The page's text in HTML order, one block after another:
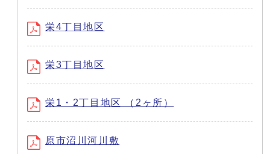
栄4丁目地区
栄3丁目地区
栄1・2丁目地区 （2ヶ所）
原市沼川河川敷